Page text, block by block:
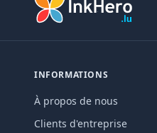
INFORMATIONS
À propos de nous
Clients d'entreprise